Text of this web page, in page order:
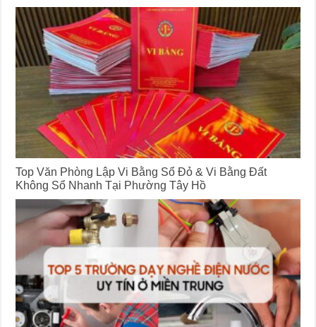
Top Văn Phòng Lập Vi Bằng Sổ Đỏ & Vi Bằng Đất
Không Sổ Nhanh Tại Phường Tây Hồ